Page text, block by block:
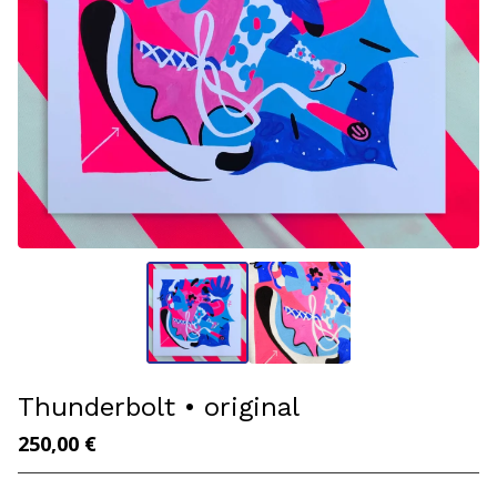
Thunderbolt • original
250,00 €